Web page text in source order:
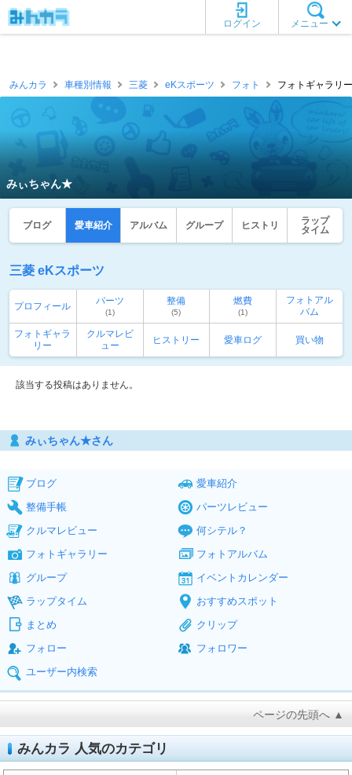
メニュー
ログイン
みんカラ 車種別情報 三菱 eKスポーツ フォト フォトギャラリ
みぃちゃん★
ブログ 愛車紹介 アルバム グループ ヒストリ
ラップ
タイム
三菱 eKスポーツ
プロフィール パーツ
(1)
整備
(5)
燃費
(1)
フォトアル
バム
フォトギャラ
リー
クルマレビ
ュー
ヒストリー 愛車ログ 買い物
該当する投稿はありません。
みぃちゃん★さん
ブログ
愛車紹介
整備手帳
パーツレビュー
クルマレビュー
何シテル？
フォトギャラリー
フォトアルバム
グループ
イベントカレンダー
ラップタイム
おすすめスポット
まとめ
クリップ
フォロー
フォロワー
ユーザー内検索
ページの先頭へ ▲
みんカラ 人気のカテゴリ